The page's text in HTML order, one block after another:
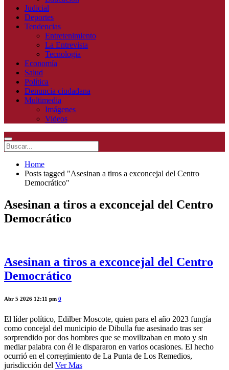
Judicial
Deportes
Tendencias
Entretenimiento
La Entrevista
Tecnologia
Economía
Salud
Política
Denuncia ciudadana
Multimedia
Imágenes
Videos
Home
Posts tagged "Asesinan a tiros a exconcejal del Centro
Democrático"
Asesinan a tiros a exconcejal del Centro
Democrático
Asesinan a tiros a exconcejal del Centro
Democrático
Abr 5 2026 12:11 pm 0
El líder político, Edilber Moscote, quien para el año 2023 fungía
como concejal del municipio de Dibulla fue asesinado tras ser
sorprendido por dos hombres que se movilizaban en moto y sin
mediar palabra con él le dispararon en varios ocasiones. El hecho
ocurrió en el corregimiento de La Punta de Los Remedios,
jurisdicción del Ver Mas